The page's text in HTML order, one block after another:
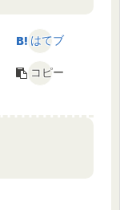
はてブ
コピー